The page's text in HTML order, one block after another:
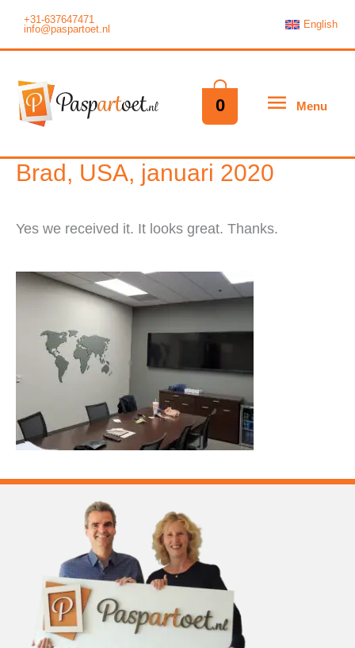
inhoud
+31-637647471
info@paspartoet.nl
English
Menu
Menu
0
Brad, USA, januari 2020
Yes we received it. It looks great. Thanks.